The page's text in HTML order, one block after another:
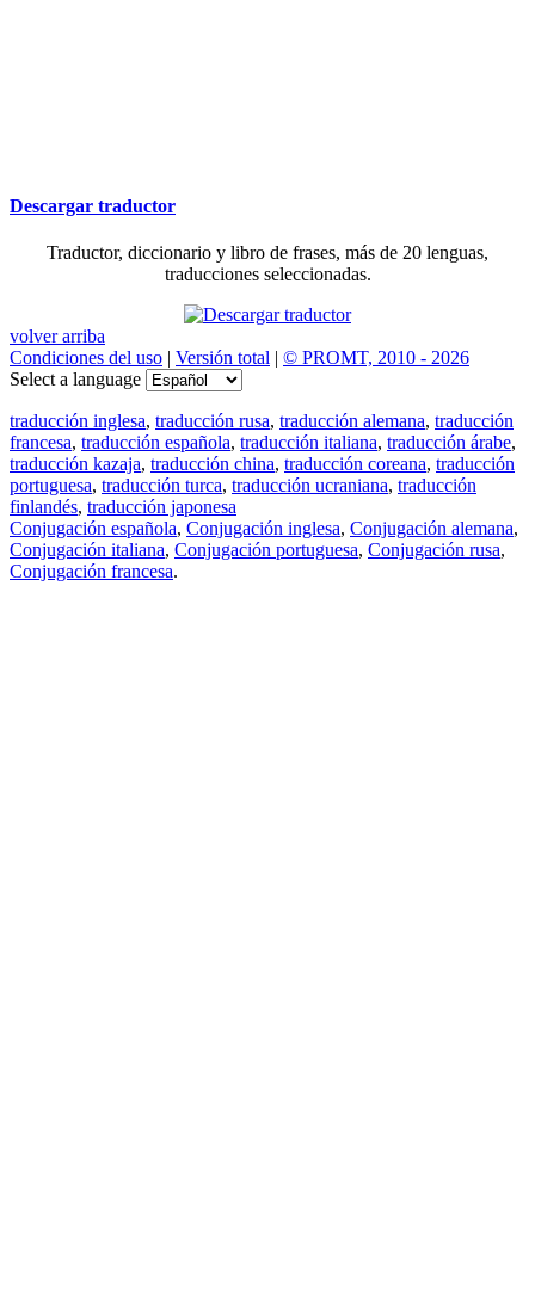
Descargar traductor
Traductor, diccionario y libro de frases, más de 20 lenguas,
traducciones seleccionadas.
volver arriba
Condiciones del uso | Versión total | © PROMT, 2010 - 2026
Select a language
traducción inglesa, traducción rusa, traducción alemana, traducción
francesa, traducción española, traducción italiana, traducción árabe,
traducción kazaja, traducción china, traducción coreana, traducción
portuguesa, traducción turca, traducción ucraniana, traducción
finlandés, traducción japonesa
Conjugación española, Conjugación inglesa, Conjugación alemana,
Conjugación italiana, Conjugación portuguesa, Conjugación rusa,
Conjugación francesa.